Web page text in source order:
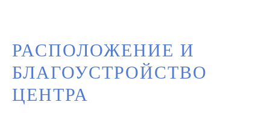
РАСПОЛОЖЕНИЕ И
БЛАГОУСТРОЙСТВО
ЦЕНТРА